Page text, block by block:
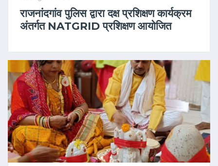
राजनांदगांव पुलिस द्वारा दक्ष प्रशिक्षण कार्यक्रम
अंतर्गत NATGRID प्रशिक्षण आयोजित